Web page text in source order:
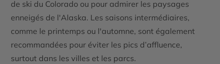
de ski du Colorado ou pour admirer les paysages
enneigés de l'Alaska. Les saisons intermédiaires,
comme le printemps ou l'automne, sont également
recommandées pour éviter les pics d’affluence,
surtout dans les villes et les parcs.